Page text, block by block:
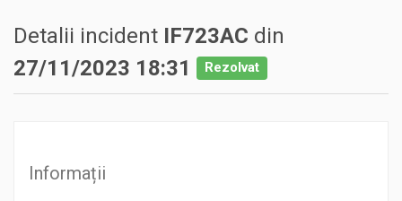
Detalii incident IF723AC din
27/11/2023 18:31
Rezolvat
Informații